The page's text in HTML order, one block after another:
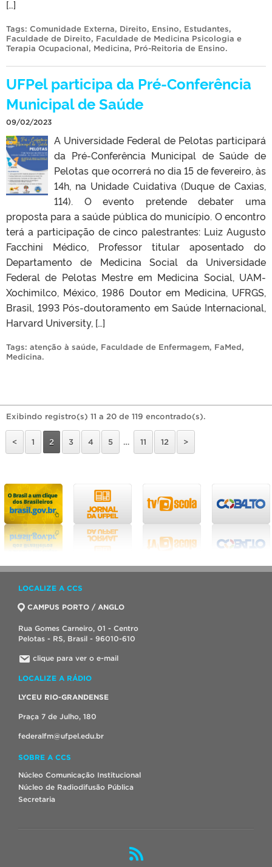
[…]
Tags: Comunidade Externa, Direito, Ensino, Estudantes,
Faculdade de Direito, Faculdade de Medicina Psicologia e
Terapia Ocupacional, Medicina, Pró-Reitoria de Ensino.
UFPel participa da Pré-Conferência
Municipal de Saúde
09/02/2023
A Universidade Federal de Pelotas participará
da Pré-Conferência Municipal de Saúde de
Pelotas que ocorrerá no dia 15 de fevereiro, às
14h, na Unidade Cuidativa (Duque de Caxias,
114). O evento pretende debater uma
proposta para a saúde pública do município. O encontro
terá a participação de cinco palestrantes: Luiz Augusto
Facchini Médico, Professor titular aposentado do
Departamento de Medicina Social da Universidade
Federal de Pelotas Mestre em Medicina Social, UAM-
Xochimilco, México, 1986 Doutor em Medicina, UFRGS,
Brasil, 1993 Pós-doutoramento em Saúde Internacional,
Harvard University, […]
Tags: atenção à saúde, Faculdade de Enfermagem, FaMed,
Medicina.
Exibindo registro(s) 11 a 20 de 119 encontrado(s).
< 1 2 3 4 5 … 11 12 >
LOCALIZE A CCS
CAMPUS PORTO / ANGLO
Rua Gomes Carneiro, 01 - Centro
Pelotas - RS, Brasil - 96010-610
clique para ver o e-mail
LOCALIZE A RÁDIO
LYCEU RIO-GRANDENSE
Praça 7 de Julho, 180
federalfm@ufpel.edu.br
SOBRE A CCS
Núcleo Comunicação Institucional
Núcleo de Radiodifusão Pública
Secretaria